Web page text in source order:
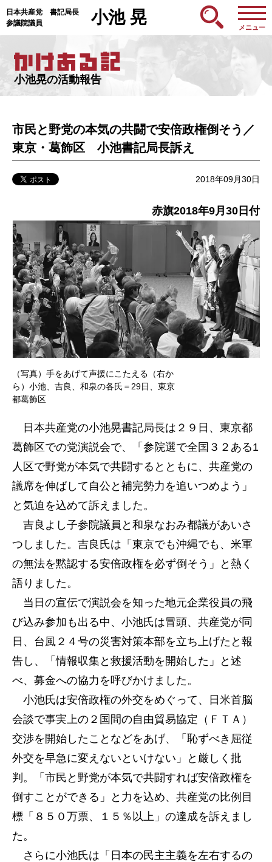
日本共産党 書記局長
参議院議員
小池 晃
メニュー
小池晃の活動報告
市民と野党の本気の共闘で安倍政権倒そう／
東京・葛飾区 小池書記局長訴え
2018年09月30日
赤旗2018年9月30日付
（写真）手をあげて声援にこたえる（右か
ら）小池、吉良、和泉の各氏＝29日、東京
都葛飾区
日本共産党の小池晃書記局長は２９日、東京都
葛飾区での党演説会で、「参院選で全国３２ある1
人区で野党が本気で共闘するとともに、共産党の
議席を伸ばして自公と補完勢力を追いつめよう」
と気迫を込めて訴えました。
吉良よし子参院議員と和泉なおみ都議があいさ
つしました。吉良氏は「東京でも沖縄でも、米軍
の無法を黙認する安倍政権を必ず倒そう」と熱く
語りました。
当日の宣伝で演説会を知った地元企業役員の飛
び込み参加も出る中、小池氏は冒頭、共産党が同
日、台風２４号の災害対策本部を立ち上げたと報
告し、「情報収集と救援活動を開始した」と述
べ、募金への協力を呼びかけました。
小池氏は安倍政権の外交をめぐって、日米首脳
会談で事実上の２国間の自由貿易協定（ＦＴＡ）
交渉を開始したことなどをあげ、「恥ずべき屈従
外交を早急に変えないといけない」と厳しく批
判。「市民と野党が本気で共闘すれば安倍政権を
倒すことができる」と力を込め、共産党の比例目
標「８５０万票、１５％以上」の達成を訴えまし
た。
さらに小池氏は「日本の民主主義を左右するの